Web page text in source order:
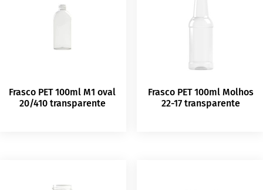
Frasco PET 100ml M1 oval
20/410 transparente
Frasco PET 100ml Molhos
22-17 transparente